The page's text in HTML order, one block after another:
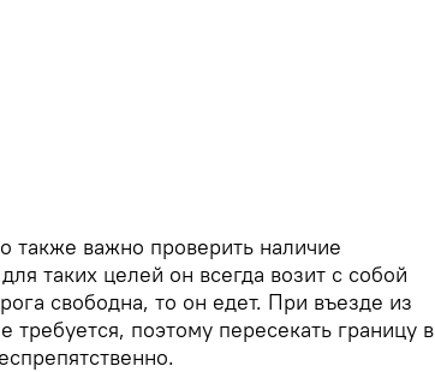
также важно проверить наличие
таких целей он всегда возит с собой
свободна, то он едет. При въезде из
требуется, поэтому пересекать границу в